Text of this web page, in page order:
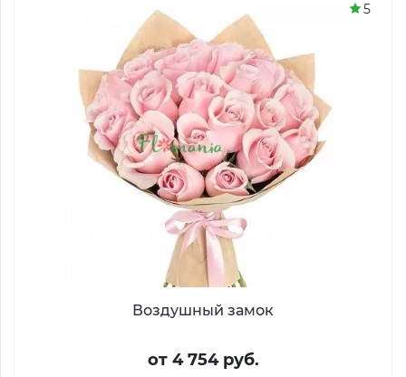
Воздушный замок
от 4 754 руб.
5